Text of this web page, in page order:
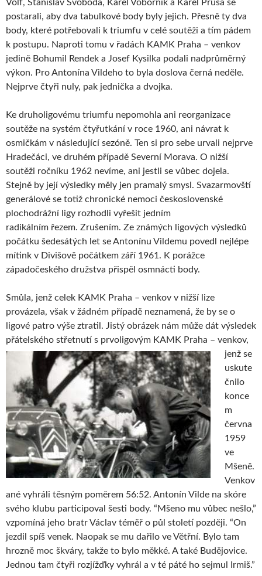
Volf, Stanislav Svoboda, Karel Voborník a Karel Průša se
postarali, aby dva tabulkové body byly jejich. Přesně ty dva
body, které potřebovali k triumfu v celé soutěži a tím pádem
k postupu. Naproti tomu v řadách KAMK Praha – venkov
jedině Bohumil Rendek a Josef Kysilka podali nadprůměrný
výkon. Pro Antonína Vildeho to byla doslova černá neděle.
Nejprve čtyři nuly, pak jednička a dvojka.
Ke druholigovému triumfu nepomohla ani reorganizace
soutěže na systém čtyřutkání v roce 1960, ani návrat k
osmičkám v následující sezóně. Ten si pro sebe urvali nejprve
Hradečáci, ve druhém případě Severní Morava. O nižší
soutěži ročníku 1962 nevíme, ani jestli se vůbec dojela.
Stejně by její výsledky měly jen pramalý smysl. Svazarmovští
generálové se totiž chronické nemoci československé
plochodrážní ligy rozhodli vyřešit jedním
radikálním řezem. Zrušením. Ze známých ligových výsledků
počátku šedesátých let se Antonínu Vildemu povedl nejlépe
mítink v Divišově počátkem září 1961. K porážce
západočeského družstva přispěl osmnácti body.
Smůla, jenž celek KAMK Praha – venkov v nižší lize
provázela, však v žádném případě neznamená, že by se o
ligové patro výše ztratil. Jistý obrázek nám může dát výsledek
přátelského střetnutí s prvoligovým KAMK Praha – venkov,
jenž se
uskute
čnilo
konce
m
června
1959
ve
Mšeně.
Venkov
ané vyhráli těsným poměrem 56:52. Antonín Vilde na skóre
svého klubu participoval šesti body. “Mšeno mu vůbec nešlo,”
vzpomíná jeho bratr Václav téměř o půl století později. “On
jezdil spíš venek. Naopak se mu dařilo ve Větřní. Bylo tam
hrozně moc škváry, takže to bylo měkké. A také Budějovice.
Jednou tam čtyři rozjížďky vyhrál a v té páté ho sejmul Irmiš.”